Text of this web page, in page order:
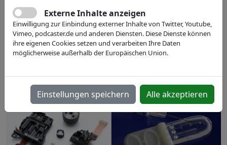
Externe Inhalte anzeigen
Einwilligung zur Einbindung externer Inhalte von Twitter, Youtube,
Vimeo, podcaster.de und anderen Diensten. Diese Dienste können
ihre eigenen Cookies setzen und verarbeiten Ihre Daten
möglicherweise außerhalb der Europäischen Union.
Einstellungen speichern Alle akzeptieren